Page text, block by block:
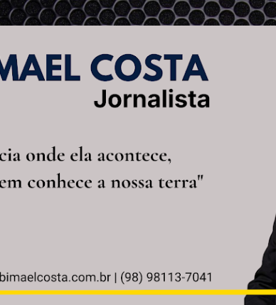
Pular para o conteúdo principal